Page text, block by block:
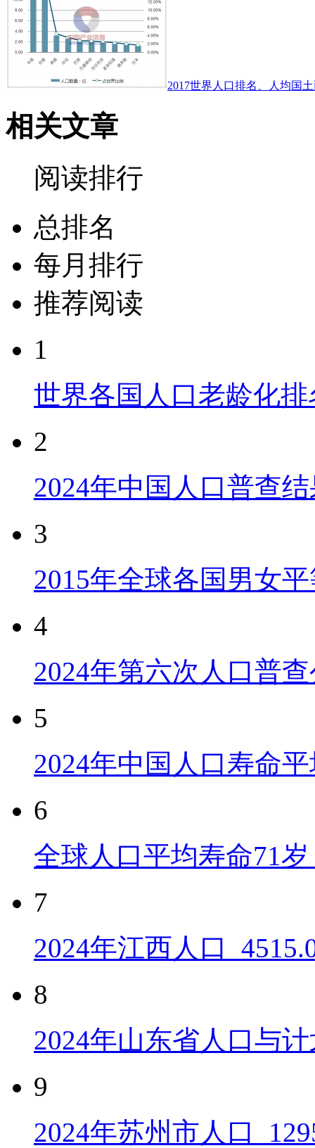
2017世界人口排名、人均国
相关文章
阅读排行
总排名
每月排行
推荐阅读
1
世界各国人口老龄化
2
2024年中国人口普查
3
2015年全球各国男女
4
2024年第六次人口普
5
2024年中国人口寿命
6
全球人口平均寿命71
7
2024年江西人口
8
2024年山东省人口与
9
2024年苏州市人口